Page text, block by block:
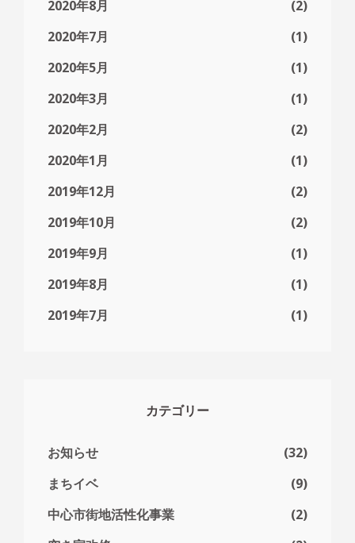
2020年8月
(2)
2020年7月
(1)
2020年5月
(1)
2020年3月
(1)
2020年2月
(2)
2020年1月
(1)
2019年12月
(2)
2019年10月
(2)
2019年9月
(1)
2019年8月
(1)
2019年7月
(1)
カテゴリー
お知らせ
(32)
まちイベ
(9)
中心市街地活性化事業
(2)